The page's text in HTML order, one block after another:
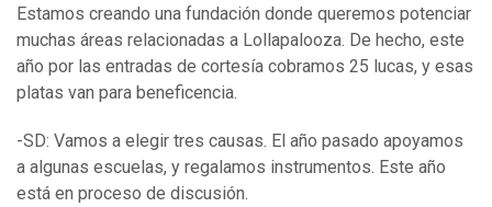
Estamos creando una fundación donde queremos potenciar
muchas áreas relacionadas a Lollapalooza. De hecho, este
año por las entradas de cortesía cobramos 25 lucas, y esas
platas van para beneficencia.
-SD: Vamos a elegir tres causas. El año pasado apoyamos
a algunas escuelas, y regalamos instrumentos. Este año
está en proceso de discusión.